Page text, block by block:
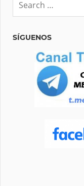
SÍGUENOS